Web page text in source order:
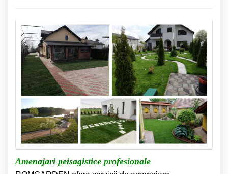
Amenajari peisagistice profesionale